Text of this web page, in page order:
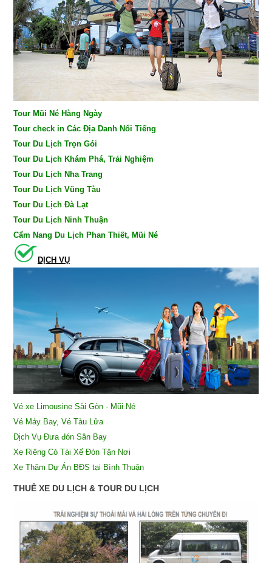
Tour Mũi Né Hàng Ngày
Tour check in Các Địa Danh Nổi Tiếng
Tour Du Lịch Trọn Gói
Tour Du Lịch Khám Phá, Trải Nghiệm
Tour Du Lịch Nha Trang
Tour Du Lịch Vũng Tàu
Tour Du Lịch Đà Lạt
Tour Du Lịch Ninh Thuận
Cẩm Nang Du Lịch Phan Thiết, Mũi Né
DỊCH VỤ
Vé xe Limousine Sài Gòn - Mũi Né
Vé Máy Bay, Vé Tàu Lửa
Dịch Vụ Đưa đón Sân Bay
Xe Riêng Có Tài Xế Đón Tận Nơi
Xe Thăm Dự Án BĐS tại Bình Thuận
THUÊ XE DU LỊCH & TOUR DU LỊCH